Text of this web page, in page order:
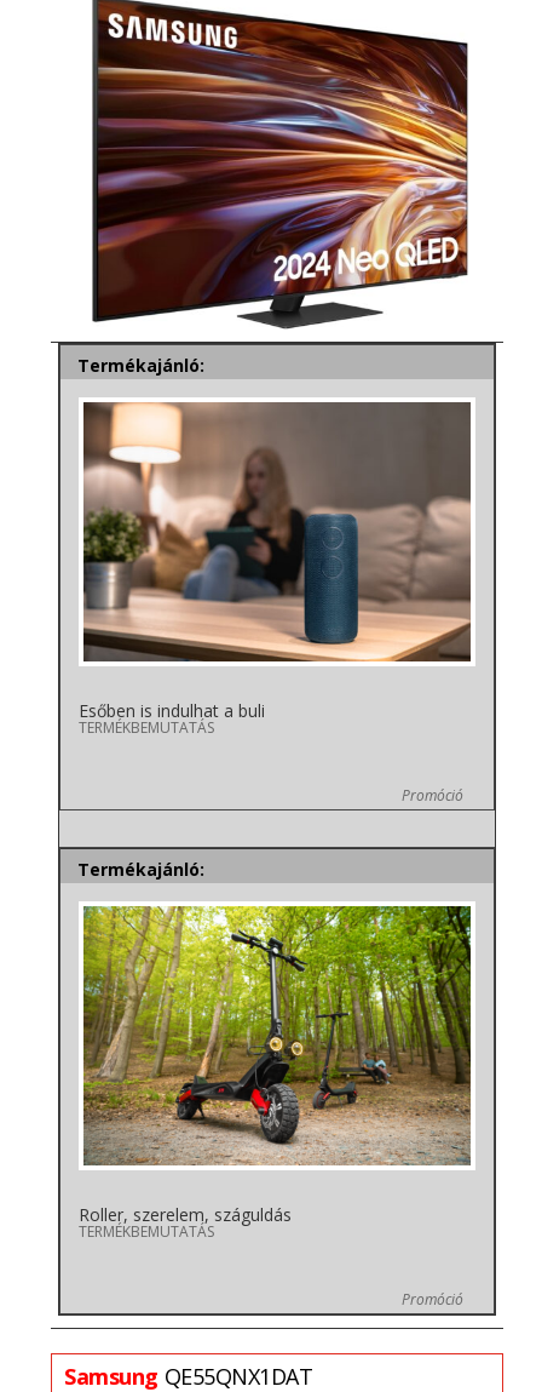
Termékajánló:
Esőben is indulhat a buli
TERMÉKBEMUTATÁS
Promóció
Termékajánló:
Roller, szerelem, száguldás
TERMÉKBEMUTATÁS
Promóció
Samsung QE55QNX1DAT